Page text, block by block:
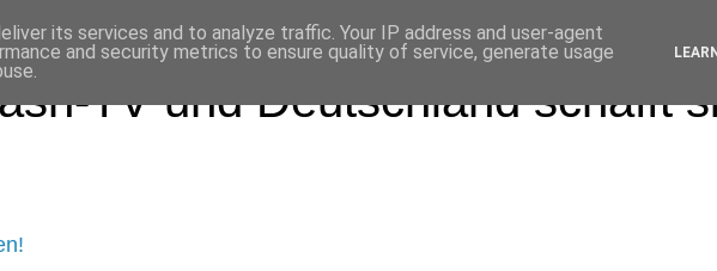
TV und Deutschland schafft
its services and to analyze traffic. Your IP address and user-agent
and security metrics to ensure quality of service, generate usage